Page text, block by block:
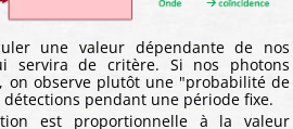
une valeur dépendante de nos
servira de critère. Si nos photons
on observe plutôt une "probabilité de
pendant une période fixe.
est proportionnelle à la valeur